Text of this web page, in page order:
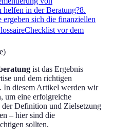
helfen in der Beratung?8.
ergeben sich die finanziellen
Checklist vor dem
)
ist das Ergebnis
und dem richtigen
In diesem Artikel werden wir
um eine erfolgreiche
der Definition und Zielsetzung
– hier sind die
sollten.